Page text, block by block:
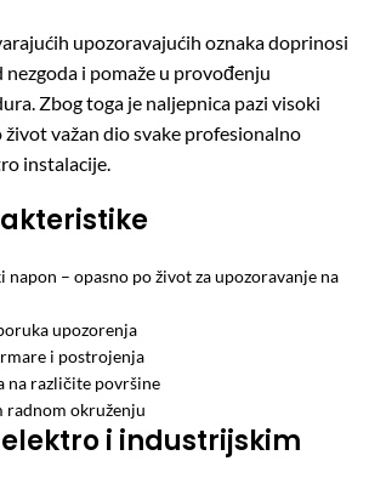
upozoravajućih oznaka doprinosi
i pomaže u provođenju
Zbog toga je naljepnica pazi visoki
život važan dio svake profesionalno
instalacije.
napon – opasno po život za upozoravanje na
upozorenja
i postrojenja
na različite površine
okruženju
i industrijskim